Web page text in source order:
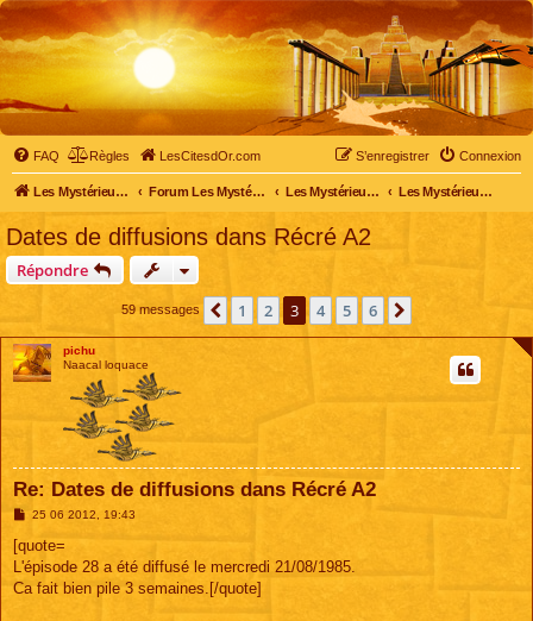
FAQ Règles LesCitesdOr.com Connexion
S’enregistrer
Les Mystérieuses Cités d'Or - LesCitesdOr.com Forum Les Mystérieuses Cités d'Or Les Mystérieuses Cités d'Or Les Mystérieuses Cités d'Or : saison 1 (1983)
Dates de diffusions dans Récré A2
Répondre
59 messages Précédente
1 2 3 4 5 6
pichu
Naacal loquace
Re: Dates de diffusions dans Récré A2
M
s
a
g
25 06 2012, 19:43
[quote=
L'épisode 28 a été diffusé le mercredi 21/08/1985.
Ca fait bien pile 3 semaines.[/quote]